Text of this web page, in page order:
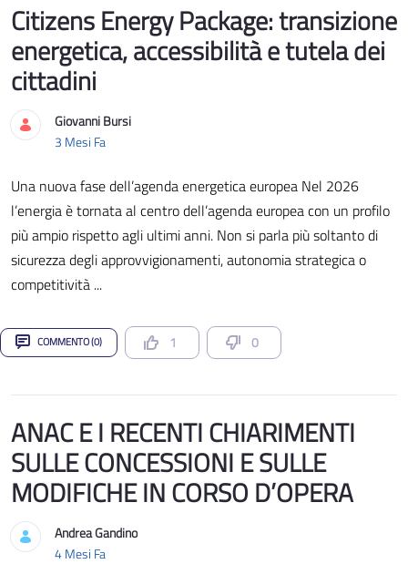
Citizens Energy Package: transizione
energetica, accessibilità e tutela dei
cittadini
Giovanni Bursi
Data di Pubblicazione
3 Mesi Fa
Una nuova fase dell’agenda energetica europea Nel 2026
l’energia è tornata al centro dell’agenda europea con un profilo
più ampio rispetto agli ultimi anni. Non si parla più soltanto di
sicurezza degli approvvigionamenti, autonomia strategica o
competitività ...
COMMENTO (0) 1 0
ANAC E I RECENTI CHIARIMENTI
SULLE CONCESSIONI E SULLE
MODIFICHE IN CORSO D’OPERA
Andrea Gandino
Data di Pubblicazione
4 Mesi Fa